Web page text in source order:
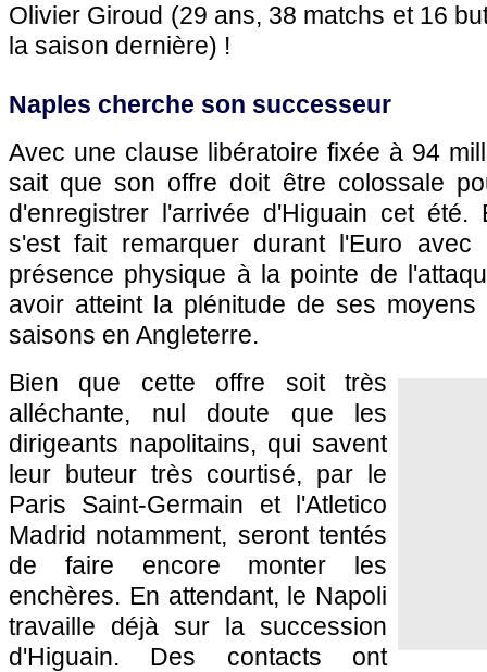
Olivier Giroud (29 ans, 38 matchs et 16
la saison dernière) !
Naples cherche son successeur
Avec une clause libératoire fixée à 94
sait que son offre doit être colossale
d'enregistrer l'arrivée d'Higuain cet été.
s'est fait remarquer durant l'Euro
présence physique à la pointe de
avoir atteint la plénitude de ses
saisons en Angleterre.
Bien que cette offre soit très
alléchante, nul doute que les
dirigeants napolitains, qui savent
leur buteur très courtisé, par le
Paris Saint-Germain et l'Atletico
Madrid notamment, seront tentés
de faire encore monter les
enchères. En attendant, le Napoli
travaille déjà sur la succession
d'Higuain. Des contacts ont